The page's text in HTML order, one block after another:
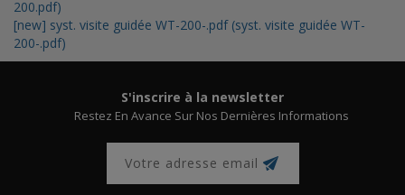
200.pdf)
[new] syst. visite guidée WT-200-.pdf (syst. visite guidée WT-
200-.pdf)
S'inscrire à la newsletter
Restez En Avance Sur Nos Dernières Informations